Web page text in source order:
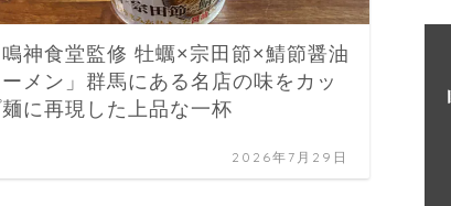
鳴神食堂監修 牡蠣×宗田節×鯖節醤油
ーメン」群馬にある名店の味をカッ
に再現した上品な一杯
2026年7月29日